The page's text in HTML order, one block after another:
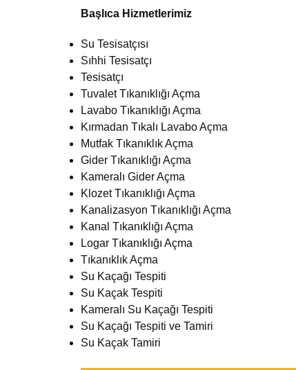
Başlıca Hizmetlerimiz
Su Tesisatçısı
Sıhhi Tesisatçı
Tesisatçı
Tuvalet Tıkanıklığı Açma
Lavabo Tıkanıklığı Açma
Kırmadan Tıkalı Lavabo Açma
Mutfak Tıkanıklık Açma
Gider Tıkanıklığı Açma
Kameralı Gider Açma
Klozet Tıkanıklığı Açma
Kanalizasyon Tıkanıklığı Açma
Kanal Tıkanıklığı Açma
Logar Tıkanıklığı Açma
Tıkanıklık Açma
Su Kaçağı Tespiti
Su Kaçak Tespiti
Kameralı Su Kaçağı Tespiti
Su Kaçağı Tespiti ve Tamiri
Su Kaçak Tamiri